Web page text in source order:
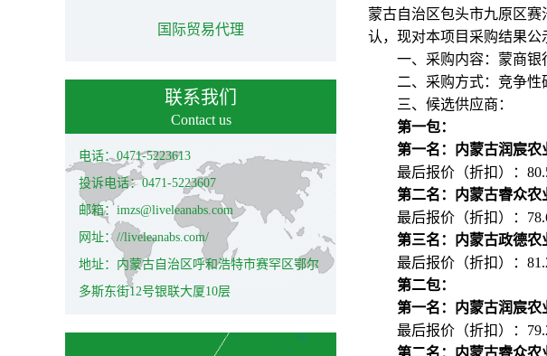
国际贸易代理
联系我们
Contact us
电话：0471-5223613
投诉电话：0471-5223607
邮箱：imzs@liveleanabs.com
网址：//liveleanabs.com/
地址：内蒙古自治区呼和浩特市赛罕区鄂尔
多斯东街12号银联大厦10层
蒙古自治区包头市九原区
认，现对本项目采购结果公
一、采购内容：蒙商银
二、采购方式：竞争性
三、候选供应商：
第一包：
第一名：内蒙古润宸农
最后报价（折扣）：
第二名：内蒙古睿众农
最后报价（折扣）：
第三名：内蒙古政德农
最后报价（折扣）：
第二包：
第一名：内蒙古润宸农
最后报价（折扣）：
第二名：内蒙古睿众农